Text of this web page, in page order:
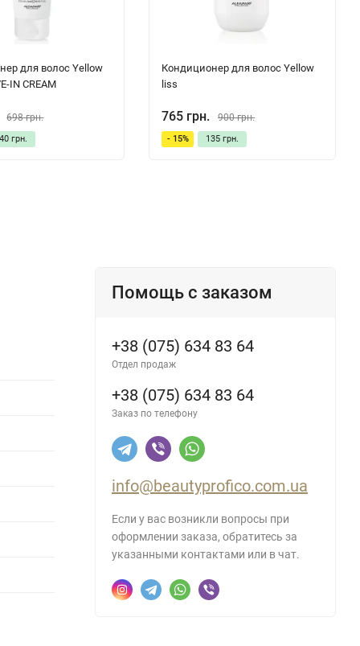
для волос Yellow
IN CREAM
698 грн.
грн.
Кондиционер для волос Yellow
liss
765 грн. 900 грн.
- 15% 135 грн.
Помощь с заказом
+38 (075) 634 83 64
Отдел продаж
+38 (075) 634 83 64
Заказ по телефону
info@beautyprofico.com.ua
Если у вас возникли вопросы при
оформлении заказа, обратитесь за
указанными контактами или в чат.